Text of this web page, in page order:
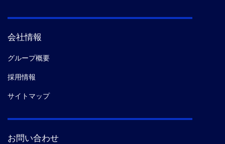
会社情報
グループ概要
採用情報
サイトマップ
お問い合わせ